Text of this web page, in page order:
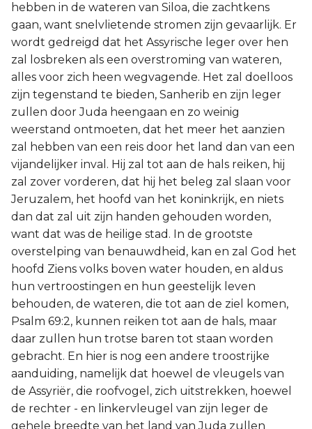
hebben in de wateren van Siloa, die zachtkens
gaan, want snelvlietende stromen zijn gevaarlijk. Er
wordt gedreigd dat het Assyrische leger over hen
zal losbreken als een overstroming van wateren,
alles voor zich heen wegvagende. Het zal doelloos
zijn tegenstand te bieden, Sanherib en zijn leger
zullen door Juda heengaan en zo weinig
weerstand ontmoeten, dat het meer het aanzien
zal hebben van een reis door het land dan van een
vijandelijker inval. Hij zal tot aan de hals reiken, hij
zal zover vorderen, dat hij het beleg zal slaan voor
Jeruzalem, het hoofd van het koninkrijk, en niets
dan dat zal uit zijn handen gehouden worden,
want dat was de heilige stad. In de grootste
overstelping van benauwdheid, kan en zal God het
hoofd Ziens volks boven water houden, en aldus
hun vertroostingen en hun geestelijk leven
behouden, de wateren, die tot aan de ziel komen,
Psalm 69:2, kunnen reiken tot aan de hals, maar
daar zullen hun trotse baren tot staan worden
gebracht. En hier is nog een andere troostrijke
aanduiding, namelijk dat hoewel de vleugels van
de Assyriër, die roofvogel, zich uitstrekken, hoewel
de rechter - en linkervleugel van zijn leger de
gehele breedte van het land van Juda zullen